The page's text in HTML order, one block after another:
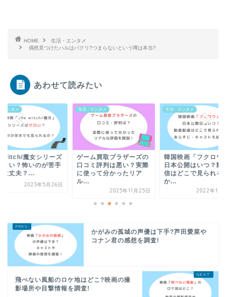
HOME
生活・エンタメ
偶然見つけたハルはパクリ?つまらないという噂は本当?
あわせて読みたい
エンタメ
witch/魔女シリーズ
ロい？怖いのが苦手
大丈夫？...
2023年5月26日
生活・エンタメ
ゲーム買取ブラザーズの
口コミ評判は悪い？実際
に使って分かったリア
ル...
2025年11月25日
生活・エンタメ
韓国映画「フクロウ
日本公開はいつ？動
信はどこで見られる
か...
2022年12
かがみの孤城の声優は下手?芦田愛菜や
コナン君の感想を調査!
飛べない風船のロケ地はどこ?映画の撮
影場所や目撃情報を調査!